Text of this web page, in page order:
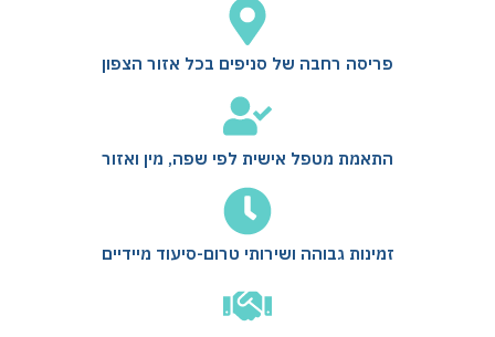
פריסה רחבה של סניפים בכל אזור הצפון
התאמת מטפל אישית לפי שפה, מין ואזור
זמינות גבוהה ושירותי טרום-סיעוד מיידיים